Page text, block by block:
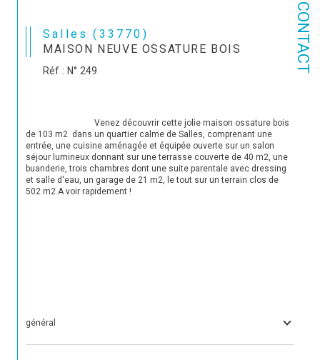
CONTACT
Salles (33770)
MAISON NEUVE OSSATURE BOIS
Réf : N° 249
de 103 m2  dans un quartier calme de Salles, comprenant une
entrée, une cuisine aménagée et équipée ouverte sur un salon
séjour lumineux donnant sur une terrasse couverte de 40 m2, une
buanderie, trois chambres dont une suite parentale avec dressing
et salle d'eau, un garage de 21 m2, le tout sur un terrain clos de
502 m2.A voir rapidement !
général